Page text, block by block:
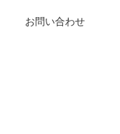
お問い合わせ